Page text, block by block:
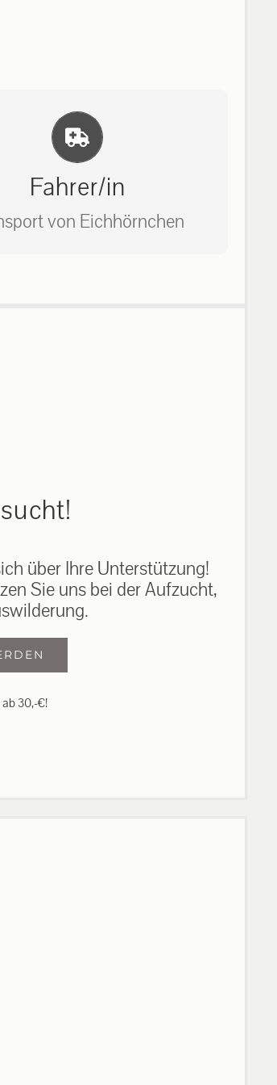
Fahrer/in
von Eichhörnchen
und Infos
über Ihre Unterstützung!
Sie uns bei der Aufzucht,
30,-€!